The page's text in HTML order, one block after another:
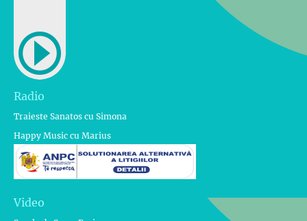
Radio
Traieste Sanatos cu Simona
Happy Music cu Marius
Video